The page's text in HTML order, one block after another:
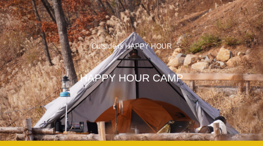
Outside is HAPPY HOUR
HAPPY HOUR CAMP